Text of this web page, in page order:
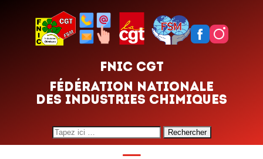
FNIC CGT
FÉDÉRATION NATIONALE
DES INDUSTRIES CHIMIQUES
Search
for: